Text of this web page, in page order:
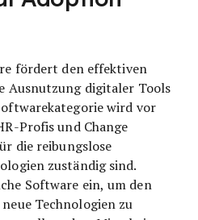
fördert den effektiven
Ausnutzung digitaler Tools
wird vor
Profis und Change
die reibungslose
zuständig sind.
Software ein, um den
Technologien zu